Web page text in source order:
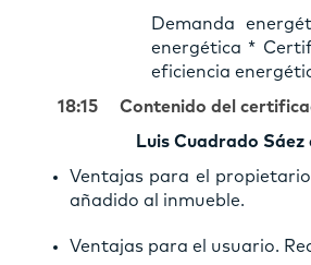
Demanda
energética *
eficiencia
18:15 Contenido del
Luis Cuadrado Sáez
Ventajas para el
añadido al inmueble.
Ventajas para el usuario.